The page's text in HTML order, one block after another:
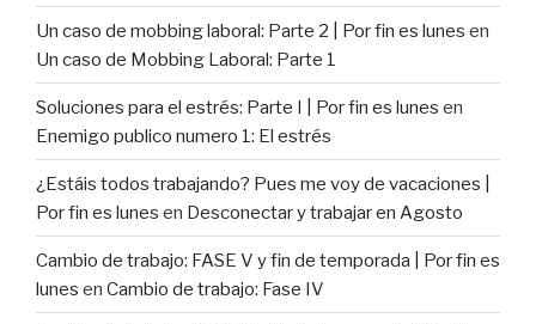
Un caso de mobbing laboral: Parte 2 | Por fin es lunes en
Un caso de Mobbing Laboral: Parte 1
Soluciones para el estrés: Parte I | Por fin es lunes en
Enemigo publico numero 1: El estrés
¿Estáis todos trabajando? Pues me voy de vacaciones |
Por fin es lunes en Desconectar y trabajar en Agosto
Cambio de trabajo: FASE V y fin de temporada | Por fin es
lunes en Cambio de trabajo: Fase IV